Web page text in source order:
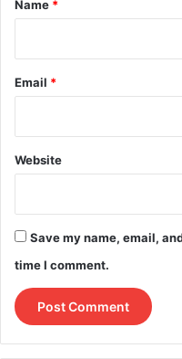
Name *
Email *
Website
Save my name, email,
time I comment.